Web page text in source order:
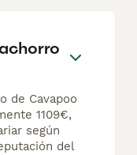
de Cavapoo
1109€,
según
del